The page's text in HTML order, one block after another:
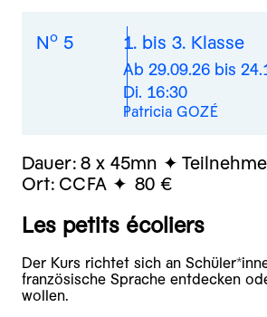
No 5 1. bis 3. Klasse
Ab 29.09.26 bis
Di. 16:30
Patricia GOZÉ
Dauer: 8 x 45mn
Ort: CCFA 80 €
Les petits écoliers
Der Kurs richtet sich an
französische Sprache entdecken
wollen.